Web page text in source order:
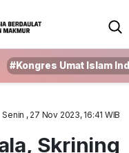
#Kongres Umat Islam
Senin , 27 Nov 2023, 16:41 WIB
Skrining